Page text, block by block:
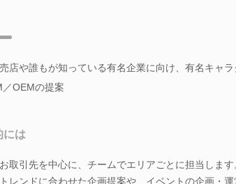
店や誰もが知っている有名企業に向け、有名キャ
／OEMの提案
には
取引先を中心に、チームでエリアごとに担当します
レンドに合わせた企画提案や、イベントの企画・運